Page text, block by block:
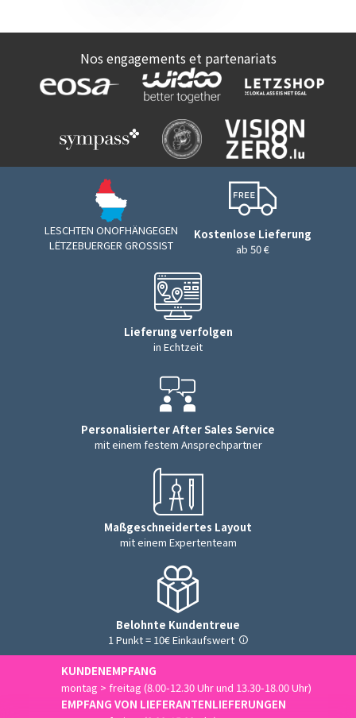
Nos engagements et partenariats
LESCHTEN ONOFHÄNGEGEN
LËTZEBUERGER GROSSIST
Kostenlose Lieferung
ab 50 €
Lieferung verfolgen
in Echtzeit
Personalisierter After Sales Service
mit einem festem Ansprechpartner
Maßgeschneidertes Layout
mit einem Expertenteam
Belohnte Kundentreue
1 Punkt = 10€ Einkaufswert
KUNDENEMPFANG
montag > freitag (8.00-12.30 Uhr und 13.30-18.00 Uhr)
EMPFANG VON LIEFERANTENLIEFERUNGEN